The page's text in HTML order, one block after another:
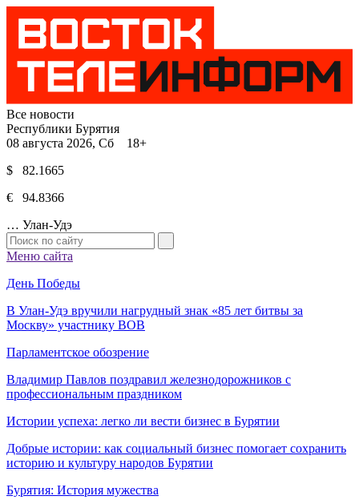
Все новости
Республики Бурятия
08 августа 2026, Сб 18+
$ 82.1665
€ 94.8366
… Улан-Удэ
Меню сайта
День Победы
В Улан-Удэ вручили нагрудный знак «85 лет битвы за
Москву» участнику ВОВ
Парламентское обозрение
Владимир Павлов поздравил железнодорожников с
профессиональным праздником
Истории успеха: легко ли вести бизнес в Бурятии
Добрые истории: как социальный бизнес помогает сохранить
историю и культуру народов Бурятии
Бурятия: История мужества